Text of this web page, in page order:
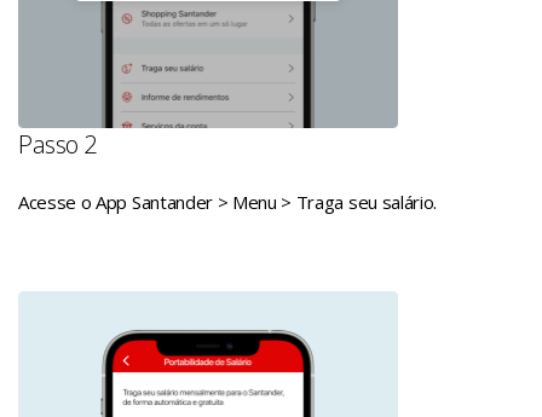
Passo 2
Acesse o App Santander > Menu > Traga seu salário.